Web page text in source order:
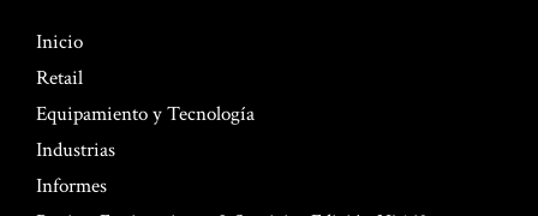
Inicio
Retail
Equipamiento y Tecnología
Industrias
Informes